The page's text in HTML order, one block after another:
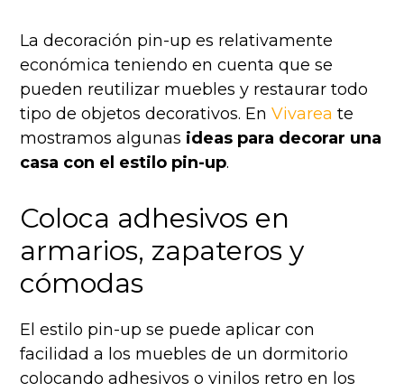
La decoración pin-up es relativamente
económica teniendo en cuenta que se
pueden reutilizar muebles y restaurar todo
tipo de objetos decorativos. EnVivarea te
mostramos algunas ideas para decorar una
casa con el estilo pin-up.
Coloca adhesivos en
armarios, zapateros y
cómodas
El estilo pin-up se puede aplicar con
facilidad a los muebles de un dormitorio
colocando adhesivos o vinilos retro en los